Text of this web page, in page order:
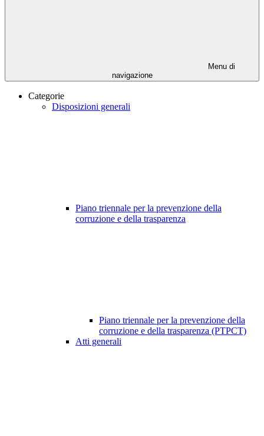
Menu di
navigazione
Categorie
Disposizioni generali
Piano triennale per la prevenzione della
corruzione e della trasparenza
Piano triennale per la prevenzione della
corruzione e della trasparenza (PTPCT)
Atti generali